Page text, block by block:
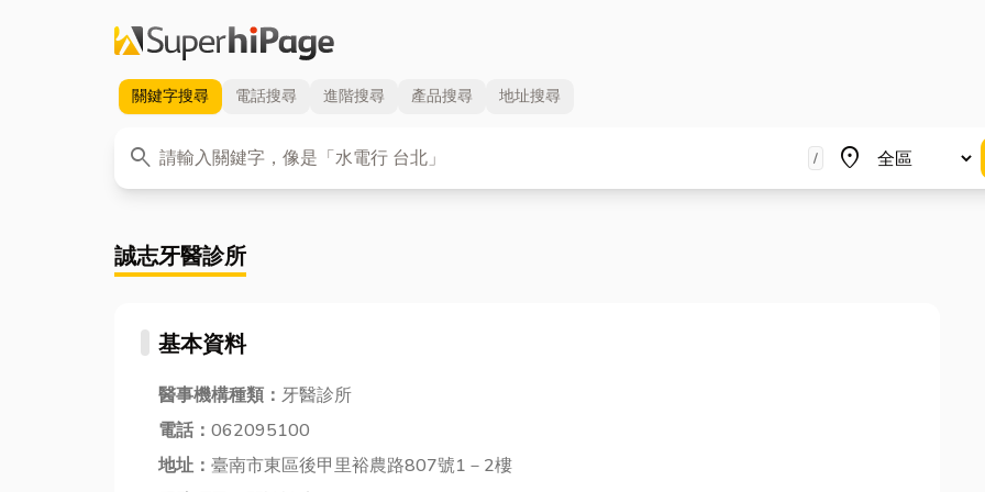
關鍵字搜尋 電話搜尋 進階搜尋 產品搜尋 地址搜尋
search
關鍵字 / place
地區
誠志牙醫診所
基本資料
醫事機構種類： 牙醫診所
電話： 062095100
地址： 臺南市東區後甲里裕農路807號1－2樓